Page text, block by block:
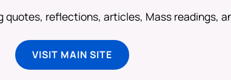
quotes, reflections, articles, Mass readings,
VISIT MAIN SITE